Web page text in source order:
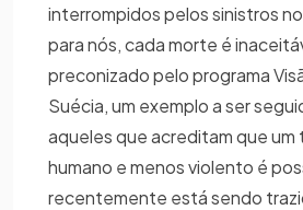
interrompidos pelos sinistros
para nós, cada morte é
preconizado pelo programa
Suécia, um exemplo a ser
aqueles que acreditam que um
humano e menos violento é
recentemente está sendo